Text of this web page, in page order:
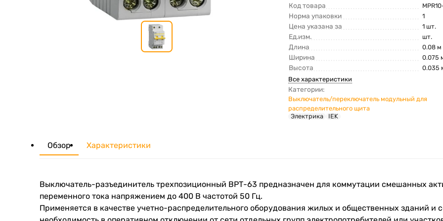
Код товара
Норма упаковки 1
Цена указана за 1 шт.
Ед.изм. шт.
Длина 0.08 м
Ширина 0.075
Высота
0.035
Все характеристики
Категории:
Выключатель/переключатель модульный для
распределительного щита
Электрика
IEK
Обзор Характеристики
Выключатель-разъединитель трехпозиционный ВРТ-63 предназначен для коммутации смешанных
переменного тока напряжением до 400 В частотой 50 Гц.
Применяется в качестве учетно-распределительного оборудования жилых и общественных зданий и